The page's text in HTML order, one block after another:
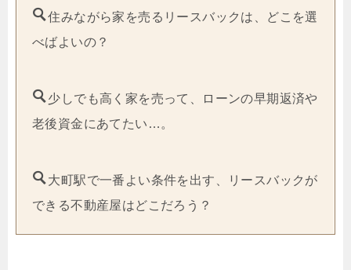
住みながら家を売るリースバックは、どこを選
べばよいの？
少しでも高く家を売って、ローンの早期返済や
老後資金にあてたい…。
大町駅で一番よい条件を出す、リースバックが
できる不動産屋はどこだろう？